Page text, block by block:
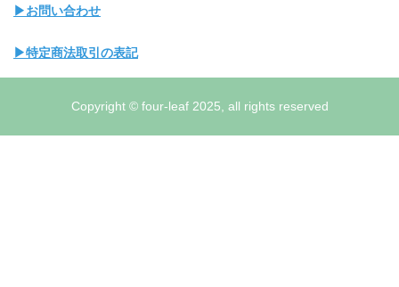
▶お問い合わせ
▶特定商法取引の表記
Copyright © four-leaf 2025, all rights reserved